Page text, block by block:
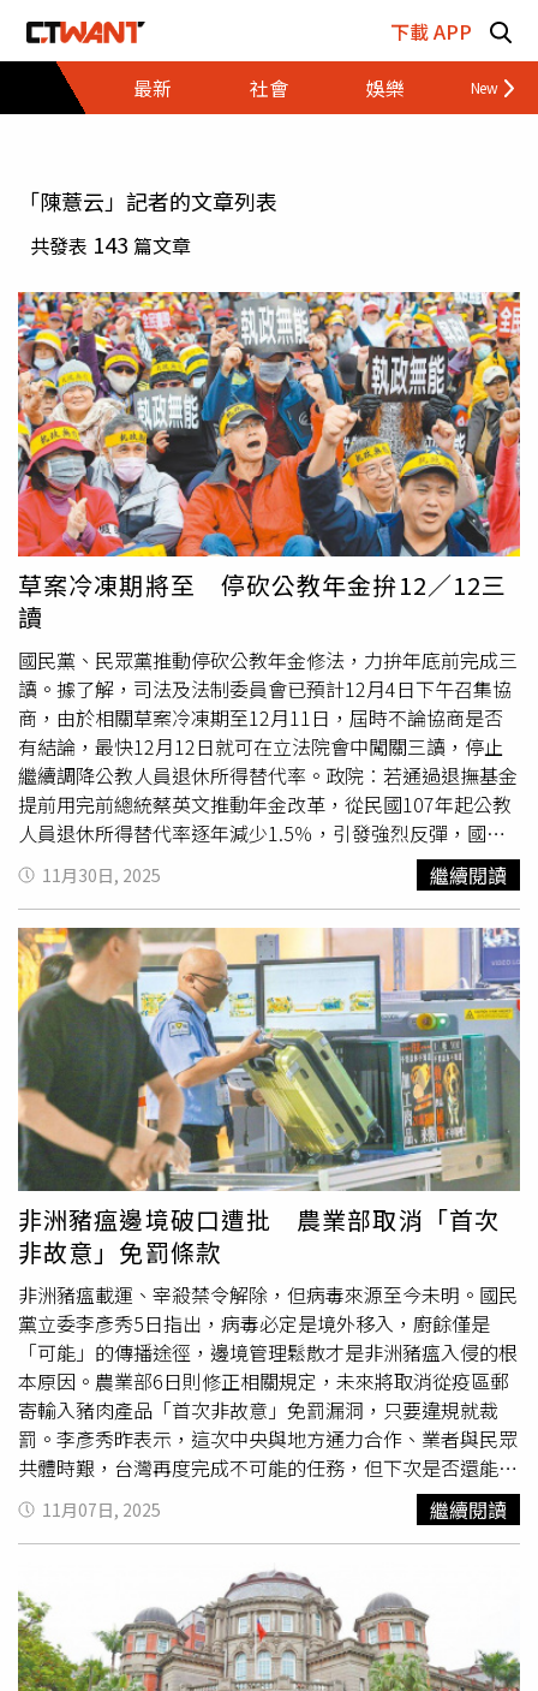
下載 APP
最新
社會 娛樂 財經
「陳薏云」記者的文章列表
共發表 143 篇文章
草案冷凍期將至 停砍公教年金拚12／12三
讀
國民黨、民眾黨推動停砍公教年金修法，力拚年底前完成三
讀。據了解，司法及法制委員會已預計12月4日下午召集協
商，由於相關草案冷凍期至12月11日，屆時不論協商是否
有結論，最快12月12日就可在立法院會中闖關三讀，停止
繼續調降公教人員退休所得替代率。政院︰若通過退撫基金
提前用完前總統蔡英文推動年金改革，從民國107年起公教
人員退休所得替代率逐年減少1.5％，引發強烈反彈，國民
黨團本會期將「停砍年金案」列為優先法案，立法院司法及
法制委員會上月5、6日排審《公務人員退休資遣撫卹法》修
正草案及《公立學校教職員退休資遣撫卹條例》，修法重點
包括，修正退休所得替代率自民國113年1月1日起不再調降
或終止適用，或於114年後不再調降，以及審定退休所得隨
在職人員調薪重新計算或按消費者物價指數（CPI）累計成
長率調整。行政院發言人李慧芝表示，如果依照在野黨的提
案，114年停止調降退休所得替代率，公、教退撫基金將會
提早用完；此外，如果依照在野黨提案，退休金也跟著現職
薪水調整頻率和幅度，將對基金財務造成更大缺口。立法
院、行政院及考試院應共同維護並持續確保世代正義與維持
年金永續。由於相關討論朝野無共識，司委會召委、國民黨
立委翁曉玲當時宣布法案審查完竣，將送黨團協商，委員會
也於11日正式函送黨團協商，並透露，預計1個月內完成所
有協商程序，屆時可送院會二讀、三讀表決，此次修法雖無
法完全彌補損失，但至少能「止血」。藍委嗆綠 別再亂扣
反年改帽子據了解，國民黨已決定12月4日安排黨團協商，
開會通知書將於3日送出。由於兩項修法都是在11月11日審
查報告製作完後才交付協商，因此起算一個月冷凍期，不論
協商是否有結論，最快12月12日就可在立法院會中闖關三
讀。藍委吳宗憲強調，國民黨跟民眾黨支持年改，並沒有
「反年改」，此次修法不是要改為年改前的樣子，而是退休
所得替代率砍了這麼多年，已經符合公平正義的要求，也是
時候應該做法律檢討，請民進黨不要再扣帽說在野黨「反年
改」。所得替代率低於70％ 不能再砍他認為，政府已經連
續多年超徵千億，代表政府財政充足，再加上連年通膨，年
金制度本來就要檢討。更重要的是，如果年金制度沒有與時
俱進改變，會吸引不到新的人才加入，如果沒有人要當公務
員，政府只會愈來愈糟。對於12月是否可能讓停砍公教年金
11月30日, 2025 繼續閱讀
非洲豬瘟邊境破口遭批 農業部取消「首次
非故意」免罰條款
非洲豬瘟載運、宰殺禁令解除，但病毒來源至今未明。國民
黨立委李彥秀5日指出，病毒必定是境外移入，廚餘僅是
「可能」的傳播途徑，邊境管理鬆散才是非洲豬瘟入侵的根
本原因。農業部6日則修正相關規定，未來將取消從疫區郵
寄輸入豬肉產品「首次非故意」免罰漏洞，只要違規就裁
罰。李彥秀昨表示，這次中央與地方通力合作、業者與民眾
共體時艱，台灣再度完成不可能的任務，但下次是否還能如
此幸運？從這場危機中學到什麼？才是當前應思考的重點。
她指出，農業部於民國111年5月公告「停止自發生非洲豬
瘟之國家（地區）以郵遞寄送輸入豬肉產品」，違反者最高
可罰100萬元，但其中第4條規定「若收件人非輸入人或首
次輸入非故意者，不予處罰」，然而，查獲疑似包裹郵件案
件超過1000例，真正執行裁罰的僅9件，裁罰率不到1％，
形同「網開99面」。李彥秀還說，根據衛福部食藥署民國
11月07日, 2025 繼續閱讀